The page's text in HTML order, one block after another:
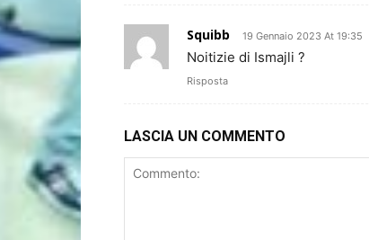
Squibb 19 Gennaio 2023 At 19:35
Noitizie di Ismajli ?
Risposta
LASCIA UN COMMENTO